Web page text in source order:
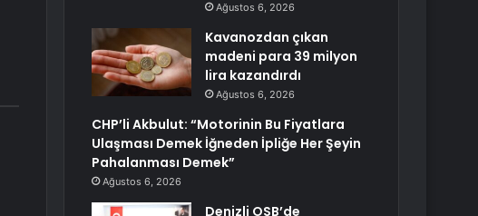
Ağustos 6, 2026
Kavanozdan çıkan
madeni para 39 milyon
lira kazandırdı
Ağustos 6, 2026
CHP’li Akbulut: “Motorinin Bu Fiyatlara
Ulaşması Demek İğneden İpliğe Her Şeyin
Pahalanması Demek”
Ağustos 6, 2026
Denizli OSB’de